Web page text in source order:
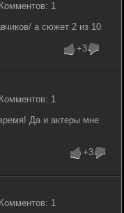
1
а сюжет 2 из 10
+3
1
Да и актеры мне
+3
1